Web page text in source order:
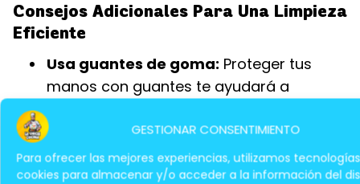
GESTIONAR CONSENTIMIENTO
Para ofrecer las mejores experiencias, utilizamos
cookies para almacenar y/o acceder a la información del
Consejos Adicionales Para Una Limpieza
Eficiente
Usa guantes de goma: Proteger tus
manos con guantes te ayudará a
agua caliente.
Limpia las tablas de cortar:Las tablas